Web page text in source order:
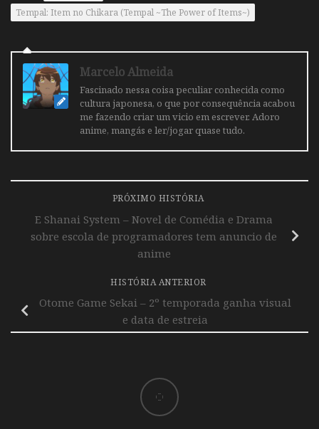
Tempal: Item no Chikara (Tempal ~The Power of Items~)
Marcelo Almeida
Fascinado nessa coisa peculiar conhecida como
cultura japonesa, o que por consequência acabou
me fazendo criar um vicio em escrever. Adoro
anime, mangás e ler/jogar quase tudo.
PRÓXIMO HISTÓRIA
E Shanai System – Novel de Comédia e Drama
sobre escola de programadores tem anuncio de
anime
HISTÓRIA ANTERIOR
Otome Game Sekai – 2º temporada ganha visual
e data de estreia